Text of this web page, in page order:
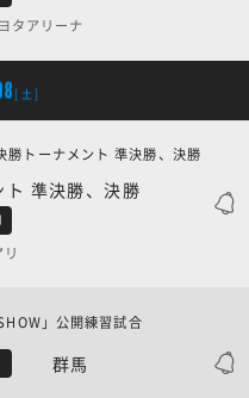
タアリーナ
[土]
ト 準決勝、決勝
トーナメント 準決勝、決勝
群馬
」公開練習試合